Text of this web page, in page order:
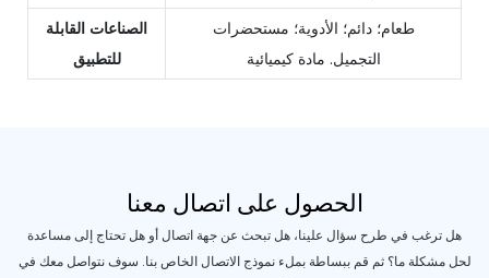
الصناعات القابلة
للتطبيق
طعام؛ دائم؛ الأدوية؛ مستحضرات
التجميل. مادة كيميائية
الحصول على اتصال معنا
هل ترغب في طرح سؤال علينا، هل تبحث عن جهة اتصال أو هل تحتاج إلى مساعدة
لحل مشكلة ما؟ ثم قم ببساطة بملء نموذج الاتصال الخاص بنا. سوف نتواصل معك في